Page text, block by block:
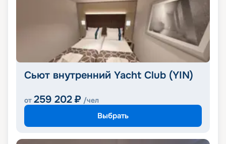
Сьют внутренний Yacht Club (YIN)
от 259 202 ₽ /чел
Выбрать